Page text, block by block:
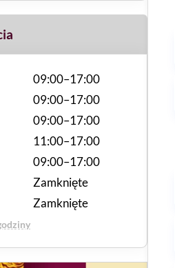
09:00–17:00
09:00–17:00
09:00–17:00
11:00–17:00
09:00–17:00
Zamknięte
Zamknięte